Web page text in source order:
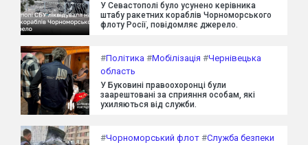
У Севастополі було усунено керівника
штабу ракетних кораблів Чорноморського
флоту Росії, повідомляє джерело.
#Політика #Мобілізація #Чернівецька
область
У Буковині правоохоронці були
заарештовані за сприяння особам, які
ухиляються від служби.
#Чорноморський флот #Служба безпеки